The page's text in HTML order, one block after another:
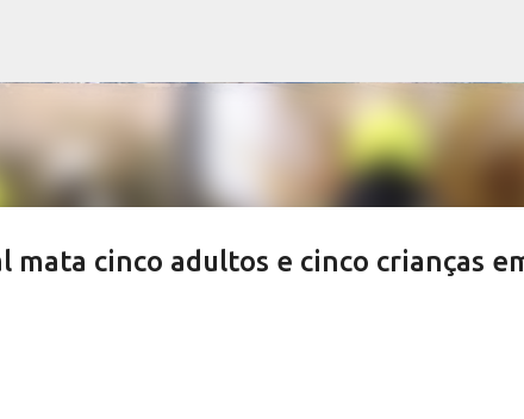
cinco adultos e cinco crianças